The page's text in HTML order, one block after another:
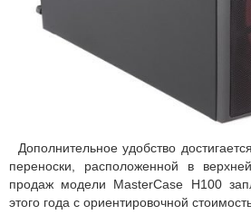
Дополнительное удобство
переноски, расположенной в
продаж модели MasterCase H100
этого года с ориентировочной